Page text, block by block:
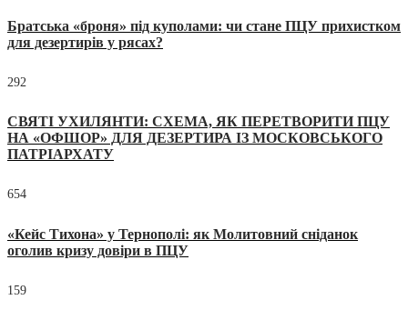
Братська «броня» під куполами: чи стане ПЦУ прихистком
для дезертирів у рясах?
292
СВЯТІ УХИЛЯНТИ: СХЕМА, ЯК ПЕРЕТВОРИТИ ПЦУ
НА «ОФШОР» ДЛЯ ДЕЗЕРТИРА ІЗ МОСКОВСЬКОГО
ПАТРІАРХАТУ
654
«Кейс Тихона» у Тернополі: як Молитовний сніданок
оголив кризу довіри в ПЦУ
159